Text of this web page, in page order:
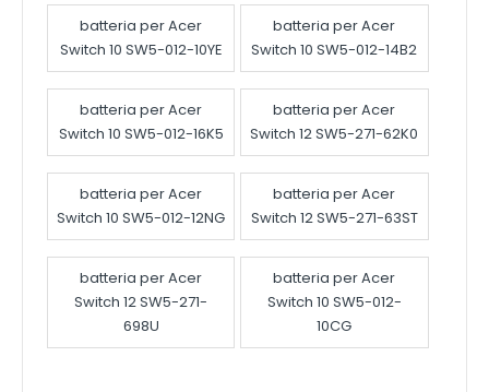
batteria per Acer
Switch 10 SW5-012-10YE
batteria per Acer
Switch 10 SW5-012-14B2
batteria per Acer
Switch 10 SW5-012-16K5
batteria per Acer
Switch 12 SW5-271-62K0
batteria per Acer
Switch 10 SW5-012-12NG
batteria per Acer
Switch 12 SW5-271-63ST
batteria per Acer
Switch 12 SW5-271-
698U
batteria per Acer
Switch 10 SW5-012-
10CG